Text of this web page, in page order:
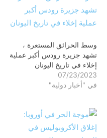
وسط الحرائق المستعرة ،
تشهد جزيرة رودس أكبر عملية
إخلاء في تاريخ اليونان
07/23/2023
في "أخبار دولية"